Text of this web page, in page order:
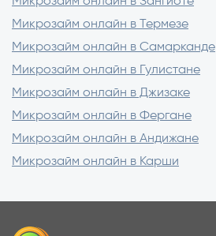
Микрозайм онлайн в Термезе
Микрозайм онлайн в Самарканде
Микрозайм онлайн в Гулистане
Микрозайм онлайн в Джизаке
Микрозайм онлайн в Фергане
Микрозайм онлайн в Андижане
Микрозайм онлайн в Карши